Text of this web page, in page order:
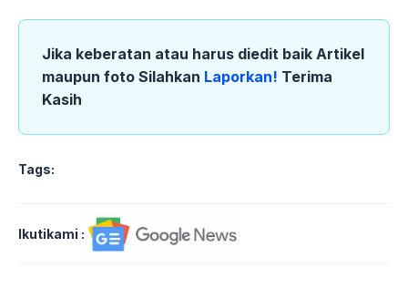
Jika keberatan atau harus diedit baik Artikel
maupun foto Silahkan Laporkan! Terima
Kasih
Tags:
Ikutikami :